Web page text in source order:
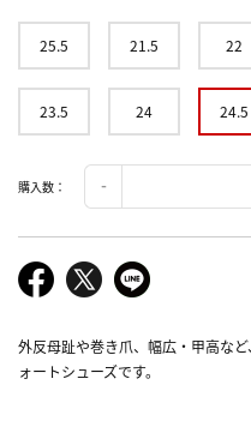
25.5 21.5 22
23.5 24 24.5
購入数：
外反母趾や巻き爪、幅広・甲高な
ォートシューズです。